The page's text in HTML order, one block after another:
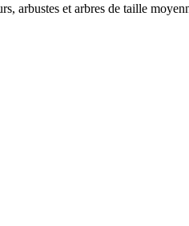
arbustes et arbres de taille